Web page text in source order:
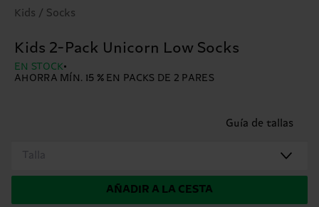
Kids / Socks
Kids 2-Pack Unicorn Low Socks
EN STOCK
AHORRA MÍN. 15 % EN PACKS DE 2 PARES
Guía de tallas
Talla
AÑADIR A LA CESTA